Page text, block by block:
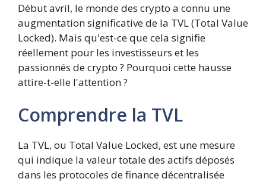
Début avril, le monde des crypto a connu une
augmentation significative de la TVL (Total Value
Locked). Mais qu'est-ce que cela signifie
réellement pour les investisseurs et les
passionnés de crypto ? Pourquoi cette hausse
attire-t-elle l'attention ?
Comprendre la TVL
La TVL, ou Total Value Locked, est une mesure
qui indique la valeur totale des actifs déposés
dans les protocoles de finance décentralisée